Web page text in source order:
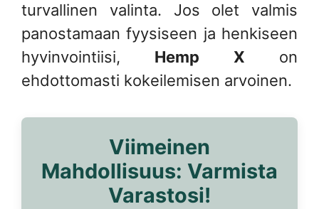
turvallinen valinta. Jos olet valmis
panostamaan fyysiseen ja henkiseen
hyvinvointiisi, Hemp X on
ehdottomasti kokeilemisen arvoinen.
Viimeinen
Mahdollisuus: Varmista
Varastosi!